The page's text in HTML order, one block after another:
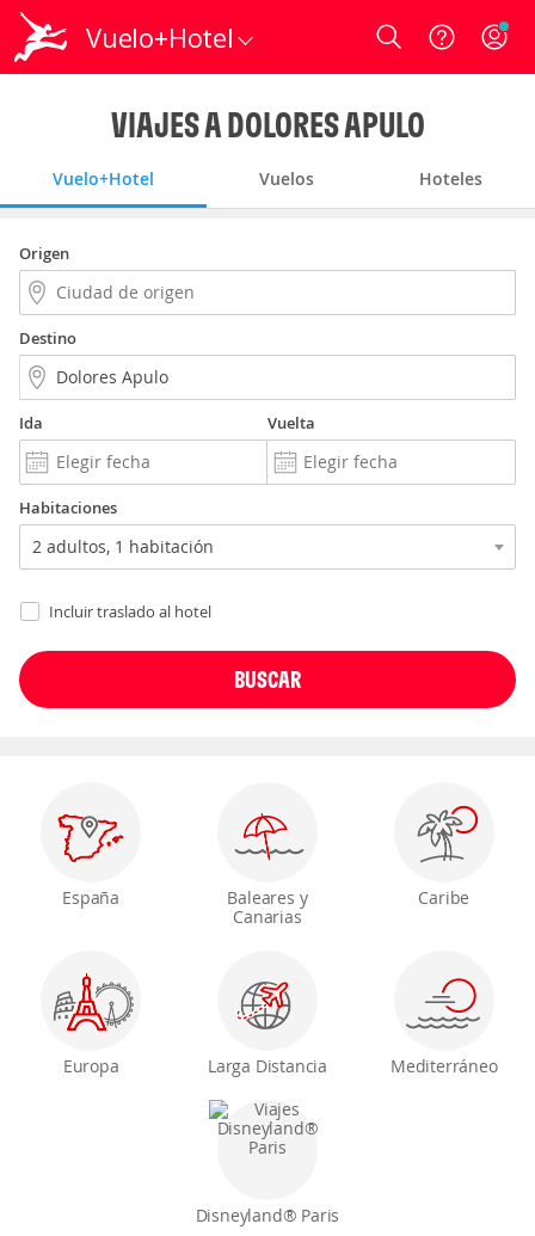
Vuelo+Hotel Login
VIAJES A DOLORES APULO
Vuelo+Hotel Vuelos Hoteles
Origen
Destino
Ida Vuelta
Habitaciones
Incluir traslado al hotel
España
Baleares y
Canarias
Caribe
Europa Larga Distancia Mediterráneo
Disneyland® Paris